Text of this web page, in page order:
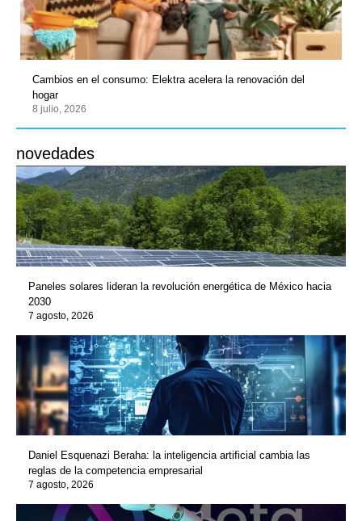
Cambios en el consumo: Elektra acelera la renovación del
hogar
8 julio, 2026
novedades
Paneles solares lideran la revolución energética de México hacia
2030
7 agosto, 2026
Daniel Esquenazi Beraha: la inteligencia artificial cambia las
reglas de la competencia empresarial
7 agosto, 2026